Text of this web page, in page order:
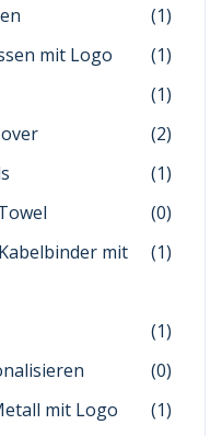
(1)
mit Logo
(1)
(1)
(2)
(1)
(0)
mit
(1)
(1)
(0)
mit Logo
(1)